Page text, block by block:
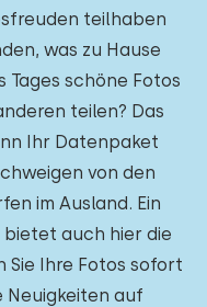
teilhaben
was zu Hause
Tages schöne Fotos
teilen? Das
Ihr Datenpaket
von den
im Ausland. Ein
bietet auch hier die
Sie Ihre Fotos sofort
auf